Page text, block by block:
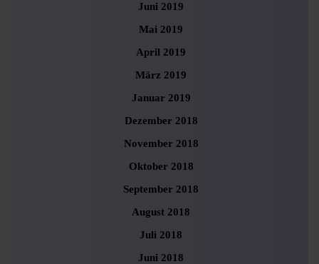
Juni 2019
Mai 2019
April 2019
März 2019
Januar 2019
Dezember 2018
November 2018
Oktober 2018
September 2018
August 2018
Juli 2018
Juni 2018